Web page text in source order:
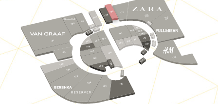
115
S128
S127
S129
S126
143
144
144a
145
150
142
141
151
153
155
138
137
156
135
166
164
162
159
160
S125
130
129
106
107
112
117
109
108
S122
S123
S130
S124
122
105
101
128
126
125
134
123